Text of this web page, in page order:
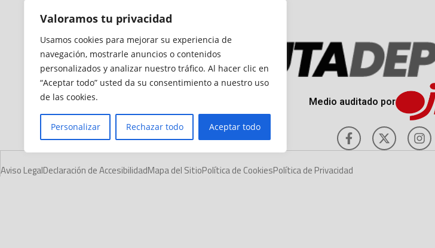
Valoramos tu privacidad
Usamos cookies para mejorar su experiencia de
navegación, mostrarle anuncios o contenidos
personalizados y analizar nuestro tráfico. Al hacer clic en
“Aceptar todo” usted da su consentimiento a nuestro uso
de las cookies.
Personalizar Rechazar todo Aceptar todo
Medio auditado por
Aviso LegalDeclaración de AccesibilidadMapa del SitioPolítica de CookiesPolítica de Privacidad